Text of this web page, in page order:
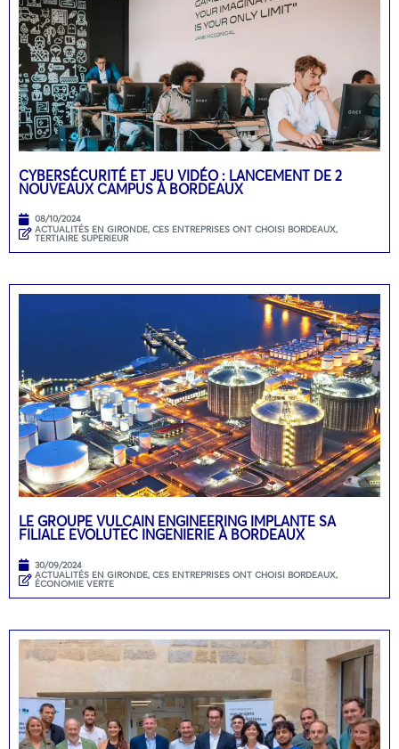
CYBERSÉCURITÉ ET JEU VIDÉO : LANCEMENT DE 2
NOUVEAUX CAMPUS À BORDEAUX
08/10/2024
ACTUALITÉS EN GIRONDE, CES ENTREPRISES ONT CHOISI BORDEAUX,
TERTIAIRE SUPERIEUR
LE GROUPE VULCAIN ENGINEERING IMPLANTE SA
FILIALE EVOLUTEC INGENIERIE À BORDEAUX
30/09/2024
ACTUALITÉS EN GIRONDE, CES ENTREPRISES ONT CHOISI BORDEAUX,
ÉCONOMIE VERTE